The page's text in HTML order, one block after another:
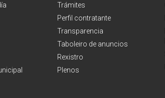
Trámites
Perfil contratante
Transparencia
Taboleiro de anuncios
Rexistro
Plenos